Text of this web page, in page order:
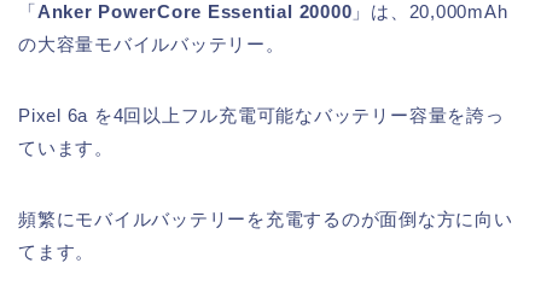
「Anker PowerCore Essential 20000 」は、20,000mAh
の大容量モバイルバッテリー。
Pixel 6a を4回以上フル充電可能なバッテリー容量を誇っ
ています。
頻繁にモバイルバッテリーを充電するのが面倒な方に向い
てます。